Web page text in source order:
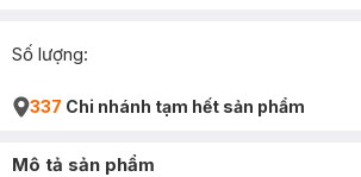
Số lượng:
337 Chi nhánh tạm hết sản phẩm
Mô tả sản phẩm